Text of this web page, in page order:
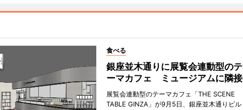
食べる
銀座並木通りに展覧会連動型のテ
ーマカフェ ミュージアムに隣接
展覧会連動型のテーマカフェ「THE SCENE
TABLE GINZA」が9月5日、銀座並木通りビル